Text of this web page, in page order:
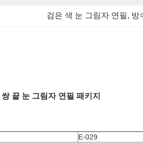
검은 색 눈 그림자 연필, 방
끝 눈 그림자 연필 패키지
E-029